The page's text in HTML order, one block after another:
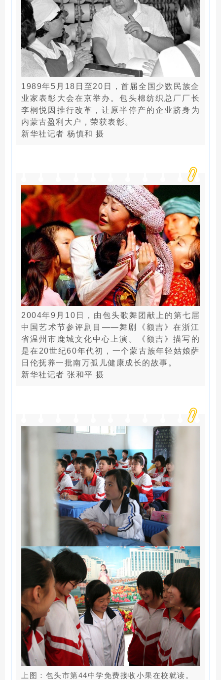
1989年5月18日至20日，首届全国少数民族企
业家表彰大会在京举办。包头棉纺织总厂厂长
李桐悦因推行改革，让原半停产的企业跻身为
内蒙古盈利大户，荣获表彰。
新华社记者 杨慎和 摄
2004年9月10日，由包头歌舞团献上的第七届
中国艺术节参评剧目——舞剧《额吉》在浙江
省温州市鹿城文化中心上演。《额吉》描写的
是在20世纪60年代初，一个蒙古族年轻姑娘萨
日伦抚养一批南万孤儿健康成长的故事。
新华社记者 张和平 摄
上图：包头市第44中学免费接收小果在校就读。